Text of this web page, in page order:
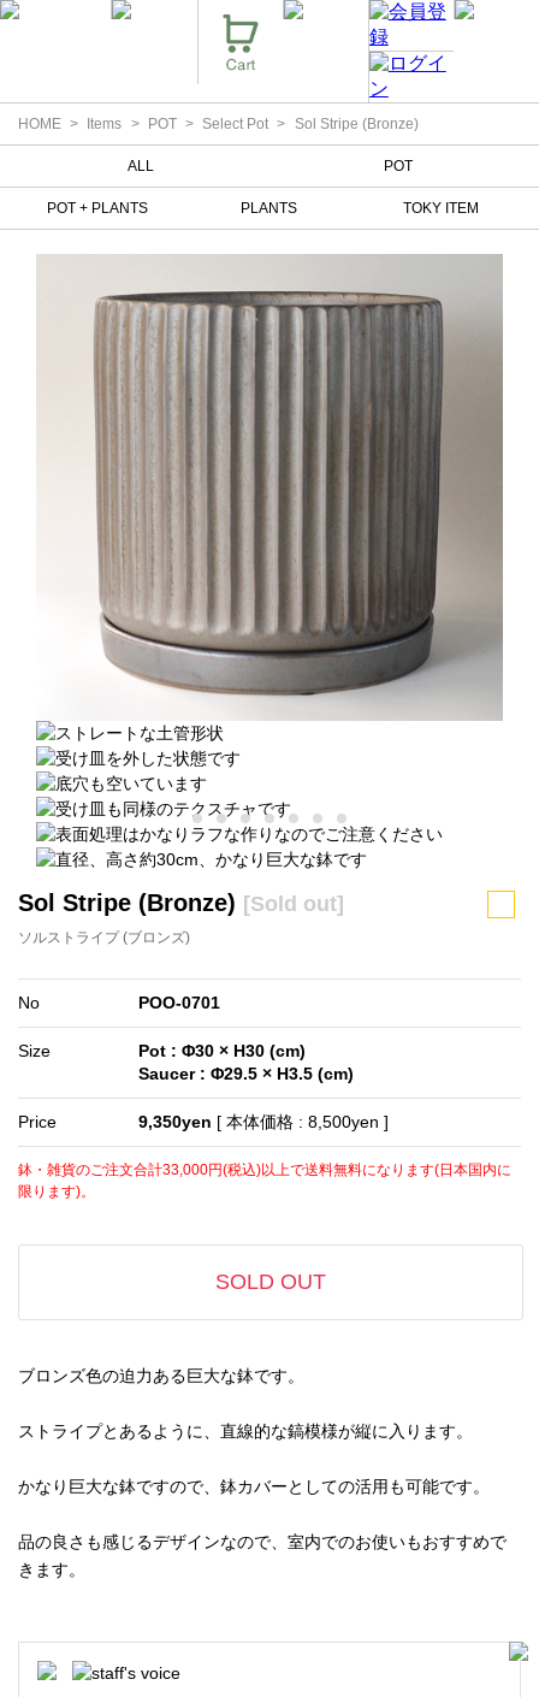
HOME Items POT Select Pot Sol Stripe (Bronze)
ALL POT
POT + PLANTS PLANTS TOKY ITEM
Sol Stripe (Bronze) [Sold out]
ソルストライプ (ブロンズ)
No POO-0701
Size
Pot : Φ30 × H30 (cm)
Saucer : Φ29.5 × H3.5 (cm)
Price 9,350yen [ 本体価格 : 8,500yen ]
鉢・雑貨のご注文合計33,000円(税込)以上で送料無料になります(日本国内に
限ります)。
SOLD OUT
ブロンズ色の迫力ある巨大な鉢です。
ストライプとあるように、直線的な鎬模様が縦に入ります。
かなり巨大な鉢ですので、鉢カバーとしての活用も可能です。
品の良さも感じるデザインなので、室内でのお使いもおすすめで
きます。